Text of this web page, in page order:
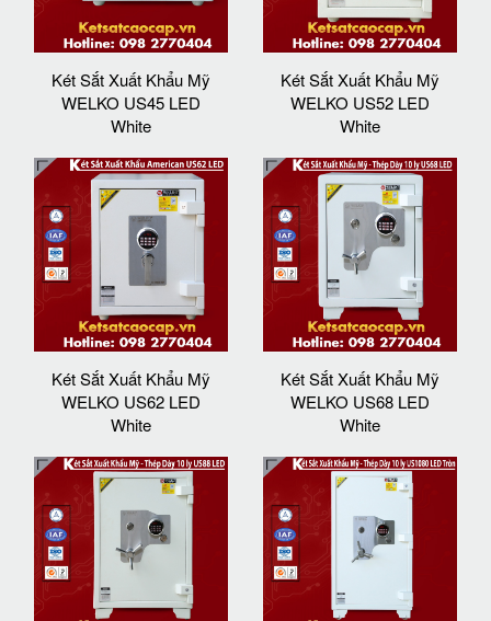
Két Sắt Xuất Khẩu Mỹ
WELKO US45 LED
White
Két Sắt Xuất Khẩu Mỹ
WELKO US52 LED
White
Két Sắt Xuất Khẩu Mỹ
WELKO US62 LED
White
Két Sắt Xuất Khẩu Mỹ
WELKO US68 LED
White